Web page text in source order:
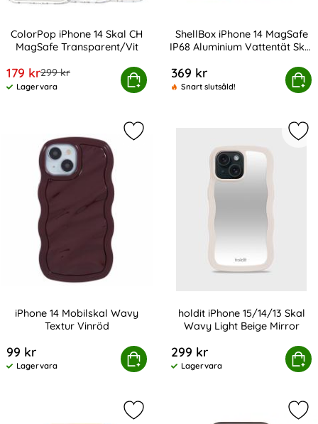
ColorPop iPhone 14 Skal CH
MagSafe Transparent/Vit
rea pris
179 krtidigare pris
299 kr
Tillgänglighet:
Lagervara
Köp
iPhone 14 Skal CH MagSafe Transparent/Vit
ShellBox iPhone 14 MagSafe
IP68 Aluminium Vattentät Skal
369 kr
Snart slutsåld!
Köp
ShellBox iPhone 14 MagSafe IP68
iPhone 14 Mobilskal Wavy
Textur Vinröd
99 kr
Tillgänglighet:
Lagervara
Köp
iPhone 14 Mobilskal Wavy Textur Vinröd
Markera iPhone 14 Mobilskal
holdit iPhone 15/14/13 Skal
Wavy Light Beige Mirror
299 kr
Tillgänglighet:
Lagervara
Köp
holdit iPhone 15/14/13 Skal
Markera onsala iPhone 14/13